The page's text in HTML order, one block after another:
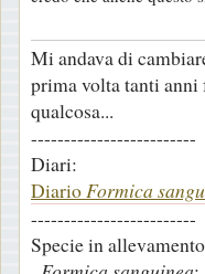
g
o
Mi andava di
prima volta tanti
qualcosa...
-------------------------
Diari:
DiarioFormica
-------------------------
Specie in